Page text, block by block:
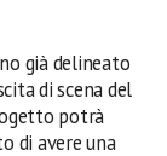
già delineato
di scena del
potrà
di avere una